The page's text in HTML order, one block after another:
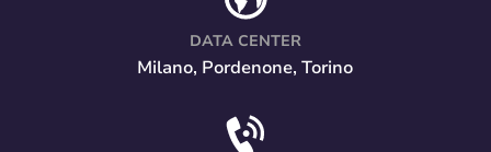
DATA CENTER
Milano, Pordenone, Torino